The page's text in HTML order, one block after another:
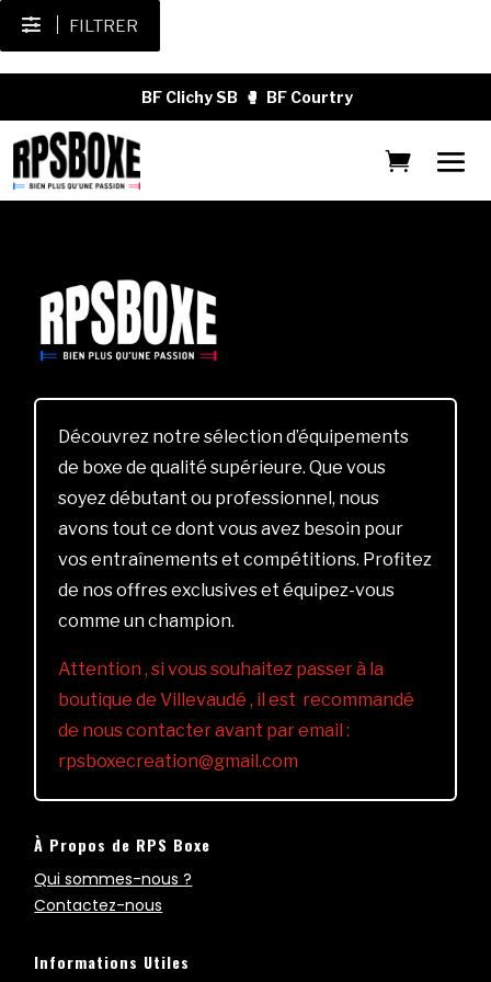
FILTRER
BF Clichy SB 🥊 BF Courtry
Découvrez notre sélection d’équipements
de boxe de qualité supérieure. Que vous
soyez débutant ou professionnel, nous
avons tout ce dont vous avez besoin pour
vos entraînements et compétitions. Profitez
de nos offres exclusives et équipez-vous
comme un champion.
Attention , si vous souhaitez passer à la
boutique de Villevaudé , il est recommandé
de nous contacter avant par email :
rpsboxecreation@gmail.com
À Propos de RPS Boxe
Qui sommes-nous ?
Contactez-nous
Informations Utiles